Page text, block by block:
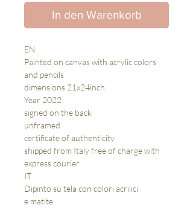
In den Warenkorb
EN
Painted on canvas with acrylic colors
and pencils
dimensions 21x24inch
Year 2022
signed on the back
unframed
certificate of authenticity
shipped from Italy free of charge with
express courier
IT
Dipinto su tela con colori acrilici
e matite